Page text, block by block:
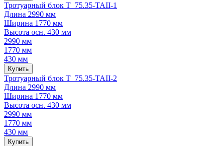
Тротуарный блок Т 75.35-TAII-1
Длина 2990 мм
Ширина 1770 мм
Высота осн. 430 мм
2990 мм
1770 мм
430 мм
Купить
Тротуарный блок Т 75.35-TAII-2
Длина 2990 мм
Ширина 1770 мм
Высота осн. 430 мм
2990 мм
1770 мм
430 мм
Купить